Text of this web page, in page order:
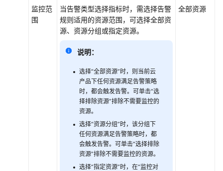
接
监控范
围
当告警类型选择指标时，需选择告警
规则适用的资源范围，可选择全部资
源、资源分组或指定资源。
说明：
选择“全部资源”时，则当前云
产品下任何资源满足告警策略
时，都会触发告警。可单击“选
择排除资源”排除不需要监控的
资源。
选择“资源分组”时，该分组下
任何资源满足告警策略时，都
会触发告警。可单击“选择排除
资源”排除不需要监控的资源。
选择“指定资源”时，在“监控对
全部资源